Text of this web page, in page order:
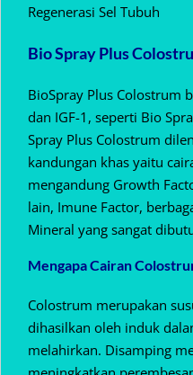
Regenerasi Sel Tubuh
Bio Spray Plus
BioSpray Plus Colostrum
dan IGF-1, seperti Bio
Spray Plus Colostrum
kandungan khas yaitu
mengandung Growth
lain, Imune Factor,
Mineral yang sangat
Mengapa Cairan
Colostrum merupakan
dihasilkan oleh induk
melahirkan. Disamping